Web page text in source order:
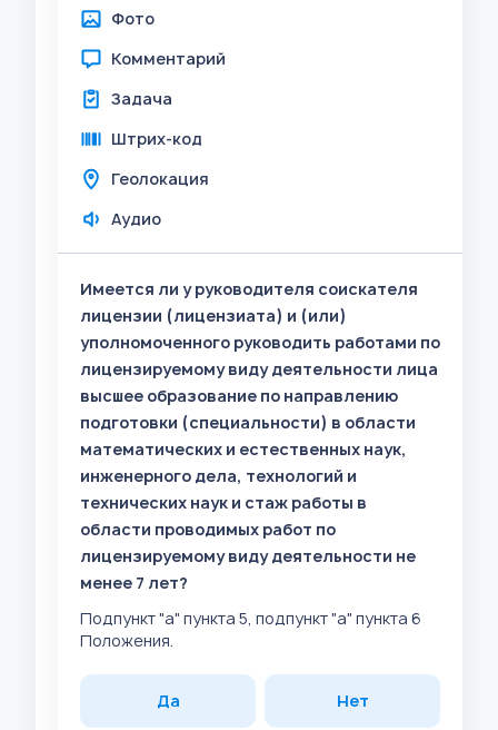
Фото
Комментарий
Задача
Штрих-код
Геолокация
Аудио
Имеется ли у руководителя соискателя
лицензии (лицензиата) и (или)
уполномоченного руководить работами по
лицензируемому виду деятельности лица
высшее образование по направлению
подготовки (специальности) в области
математических и естественных наук,
инженерного дела, технологий и
технических наук и стаж работы в
области проводимых работ по
лицензируемому виду деятельности не
менее 7 лет?
Подпункт "а" пункта 5, подпункт "а" пункта 6
Положения.
Да Нет